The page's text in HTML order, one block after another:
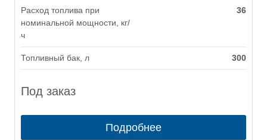
Расход топлива при
номинальной мощности, кг/
ч
36
Топливный бак, л 300
Под заказ
Подробнее